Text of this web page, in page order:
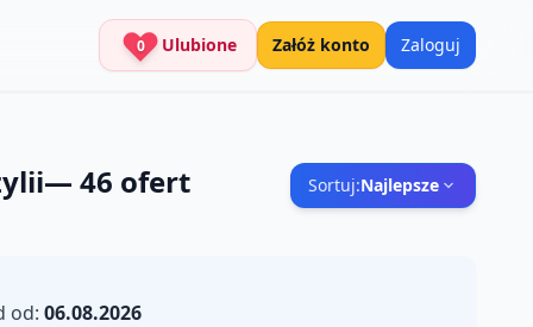
0 Ulubione Załóż konto Zaloguj
— 46 ofert Sortuj:Najlepsze
od: 06.08.2026